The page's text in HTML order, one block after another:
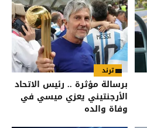
ترند
برسالة مؤثرة .. رئيس الاتحاد
الأرجنتيني يعزي ميسي في
وفاة والده